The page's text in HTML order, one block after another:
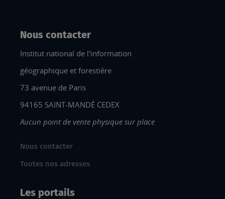
Nous contacter
Institut national de l'information
géographique et forestière
73 avenue de Paris
94165 SAINT-MANDÉ CEDEX
Aucun point de vente physique sur place
Nous contacter
Toutes nos adresses
Les portails